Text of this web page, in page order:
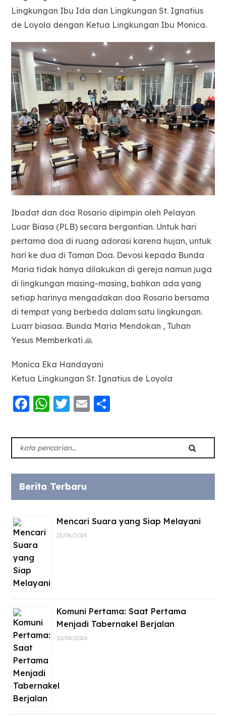
Lingkungan Ibu Ida dan Lingkungan St. Ignatius
de Loyola dengan Ketua Lingkungan Ibu Monica.
Ibadat dan doa Rosario dipimpin oleh Pelayan
Luar Biasa (PLB) secara bergantian. Untuk hari
pertama doa di ruang adorasi karena hujan, untuk
hari ke dua di Taman Doa. Devosi kepada Bunda
Maria tidak hanya dilakukan di gereja namun juga
di lingkungan masing-masing, bahkan ada yang
setiap harinya mengadakan doa Rosario bersama
di tempat yang berbeda dalam satu lingkungan.
Luarr biasaa. Bunda Maria Mendokan , Tuhan
Yesus Memberkati 🙏
Monica Eka Handayani
Ketua Lingkungan St. Ignatius de Loyola
Facebook
WhatsApp
Twitter
Email
Berita Terbaru
Mencari Suara yang Siap Melayani
23/06/2026
Komuni Pertama: Saat Pertama
Menjadi Tabernakel Berjalan
10/06/2026